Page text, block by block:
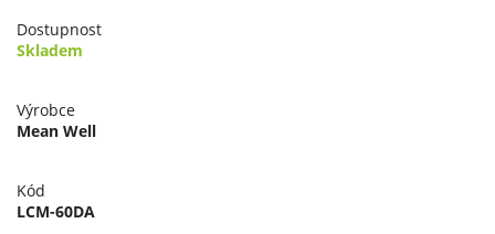
Dostupnost
Skladem
Výrobce
Mean Well
Kód
LCM-60DA